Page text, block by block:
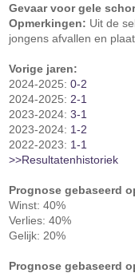
Gevaar voor gele
Opmerkingen: Uit de
jongens afvallen en
Vorige jaren:
2024-2025:0-2
2024-2025: 2-1
2023-2024:3-1
2023-2024: 1-2
2022-2023: 1-1
>>Resultatenhistoriek
Prognose gebaseerd
Winst: 40%
Verlies: 40%
Gelijk: 20%
Prognose gebaseerd